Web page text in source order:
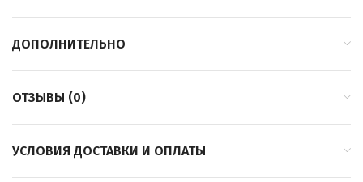
ДОПОЛНИТЕЛЬНО
ОТЗЫВЫ (0)
УСЛОВИЯ ДОСТАВКИ И ОПЛАТЫ